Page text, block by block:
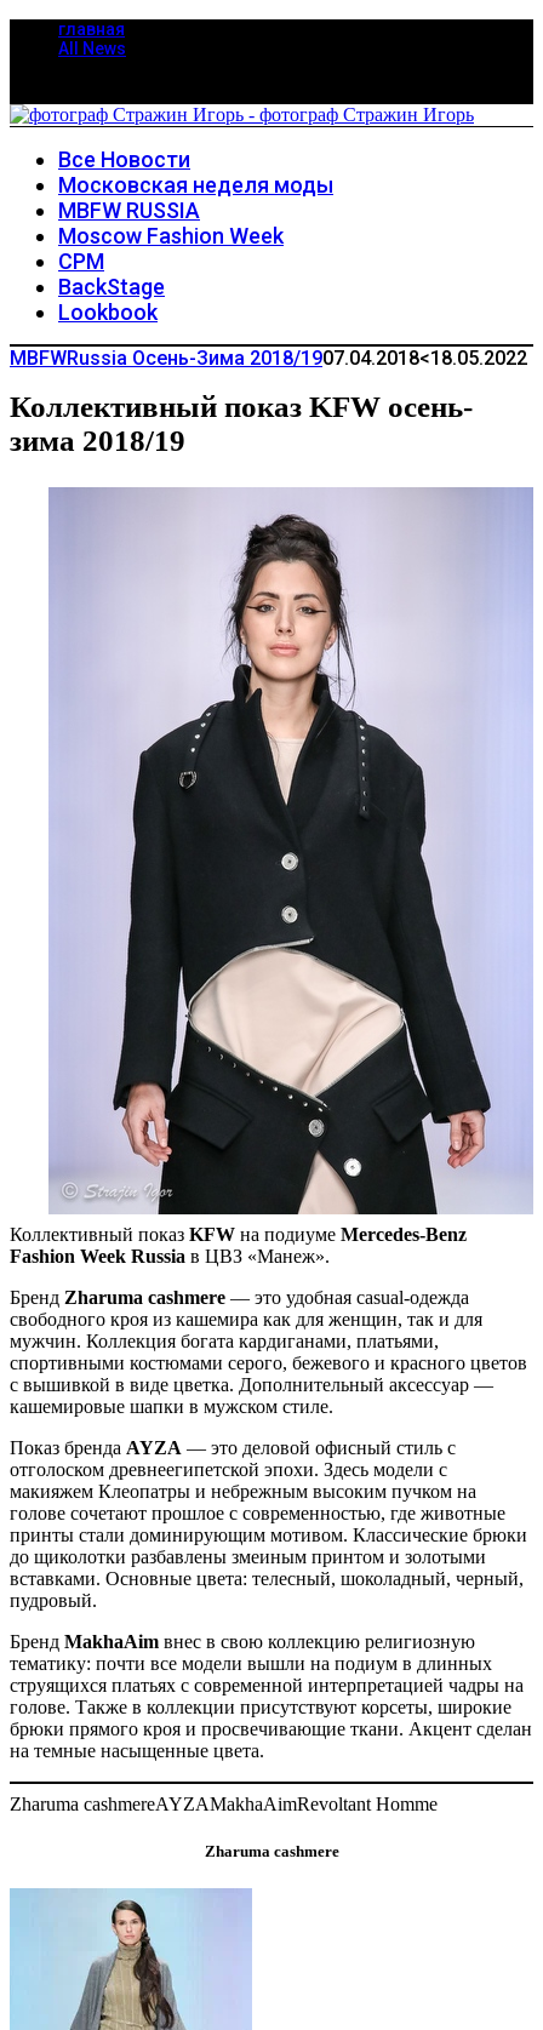
главная
All News
Все Новости
Московская неделя моды
MBFW RUSSIA
Moscow Fashion Week
CPM
BackStage
Lookbook
MBFWRussia Осень-Зима 2018/1907.04.2018<18.05.2022
Коллективный показ KFW осень-
зима 2018/19
Коллективный показ KFW на подиуме Mercedes-Benz
Fashion Week Russia в ЦВЗ «Манеж».
Бренд Zharuma cashmere — это удобная casual-одежда
свободного кроя из кашемира как для женщин, так и для
мужчин. Коллекция богата кардиганами, платьями,
спортивными костюмами серого, бежевого и красного цветов
с вышивкой в виде цветка. Дополнительный аксессуар —
кашемировые шапки в мужском стиле.
Показ бренда AYZA — это деловой офисный стиль с
отголоском древнеегипетской эпохи. Здесь модели с
макияжем Клеопатры и небрежным высоким пучком на
голове сочетают прошлое с современностью, где животные
принты стали доминирующим мотивом. Классические брюки
до щиколотки разбавлены змеиным принтом и золотыми
вставками. Основные цвета: телесный, шоколадный, черный,
пудровый.
Бренд MakhaAim внес в свою коллекцию религиозную
тематику: почти все модели вышли на подиум в длинных
струящихся платьях с современной интерпретацией чадры на
голове. Также в коллекции присутствуют корсеты, широкие
брюки прямого кроя и просвечивающие ткани. Акцент сделан
на темные насыщенные цвета.
Zharuma cashmereAYZAMakhaAimRevoltant Homme
Zharuma cashmere